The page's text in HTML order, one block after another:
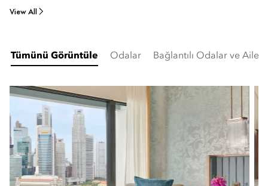
View All
Tümünü Görüntüle Odalar Bağlantılı Odalar ve Aile